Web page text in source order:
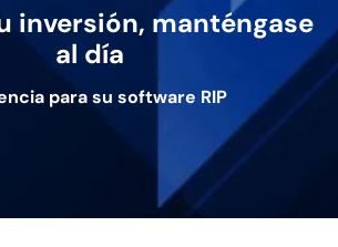
inversión, manténgase
al día
para su software RIP